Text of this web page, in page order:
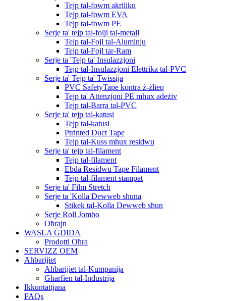
Tejp tal-fowm akriliku
Tejp tal-fowm EVA
Tejp tal-fowm PE
Serje ta' tejp tal-folji tal-metall
Tejp tal-Fojl tal-Aluminju
Tejp tal-Fojl tar-Ram
Serje ta 'Tejp ta' Insulazzjoni
Tejp tal-Insulazzjoni Elettrika tal-PVC
Serje ta' Tejp ta' Twissija
PVC SafetyTape kontra ż-żlieq
Tejp ta' Attenzjoni PE mhux adeżiv
Tejp tal-Barra tal-PVC
Serje ta' tejp tal-katusi
Tejp tal-katusi
Ptrinted Duct Tape
Tejp tal-Kuss mhux residwu
Serje ta' tejp tal-filament
Tejp tal-filament
Ebda Residwu Tape Filament
Tejp tal-filament stampat
Serje ta' Film Stretch
Serje ta 'Kolla Dewweb sħuna
Stikek tal-Kolla Dewweb sħun
Serje Roll Jombo
Oħrajn
WASLA ĠDIDA
Prodotti Oħra
SERVIZZ OEM
Aħbarijiet
Aħbarijiet tal-Kumpanija
Għarfien tal-Industrija
Ikkuntattjana
FAQs